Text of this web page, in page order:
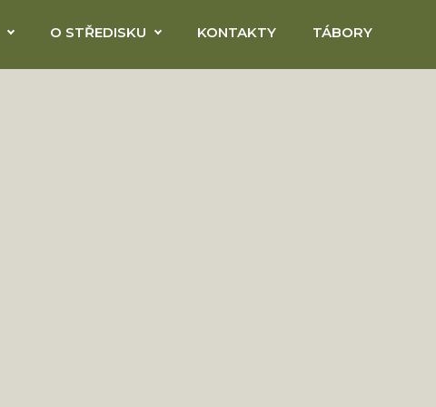
O STŘEDISKU KONTAKTY TÁBORY